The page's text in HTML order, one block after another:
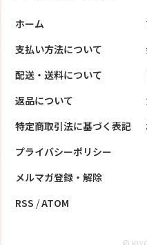
ホーム
支払い方法について
配送・送料について
返品について
特定商取引法に基づく表記
プライバシーポリシー
メルマガ登録・解除
RSS /ATOM